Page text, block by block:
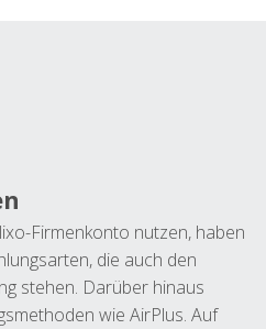
Firmenkonto nutzen, haben
die auch den
stehen. Darüber hinaus
wie AirPlus. Auf